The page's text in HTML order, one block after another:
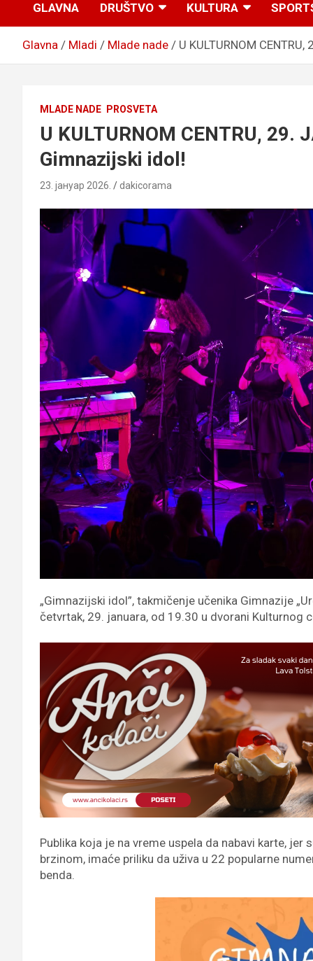
GLAVNA DRUŠTVO KULTURA
Glavna Mladi Mlade nade U KULTURNOM
MLADE NADE PROSVETA
U KULTURNOM CENTRU, 29.
Gimnazijski idol!
23. јануар 2026. dakicorama
„Gimnazijski idol”, takmičenje učenika Gimnazije
četvrtak, 29. januara, od 19.30 u dvorani Kulturnog
Publika koja je na vreme uspela da nabavi karte,
brzinom, imaće priliku da uživa u 22 popularne
benda.